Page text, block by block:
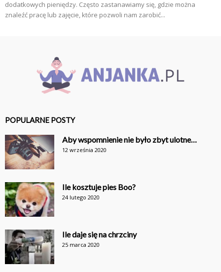
dodatkowych pieniędzy. Często zastanawiamy się, gdzie można
znaleźć pracę lub zajęcie, które pozwoli nam zarobić...
POPULARNE POSTY
Aby wspomnienie nie było zbyt ulotne…
12 września 2020
Ile kosztuje pies Boo?
24 lutego 2020
Ile daje się na chrzciny
25 marca 2020